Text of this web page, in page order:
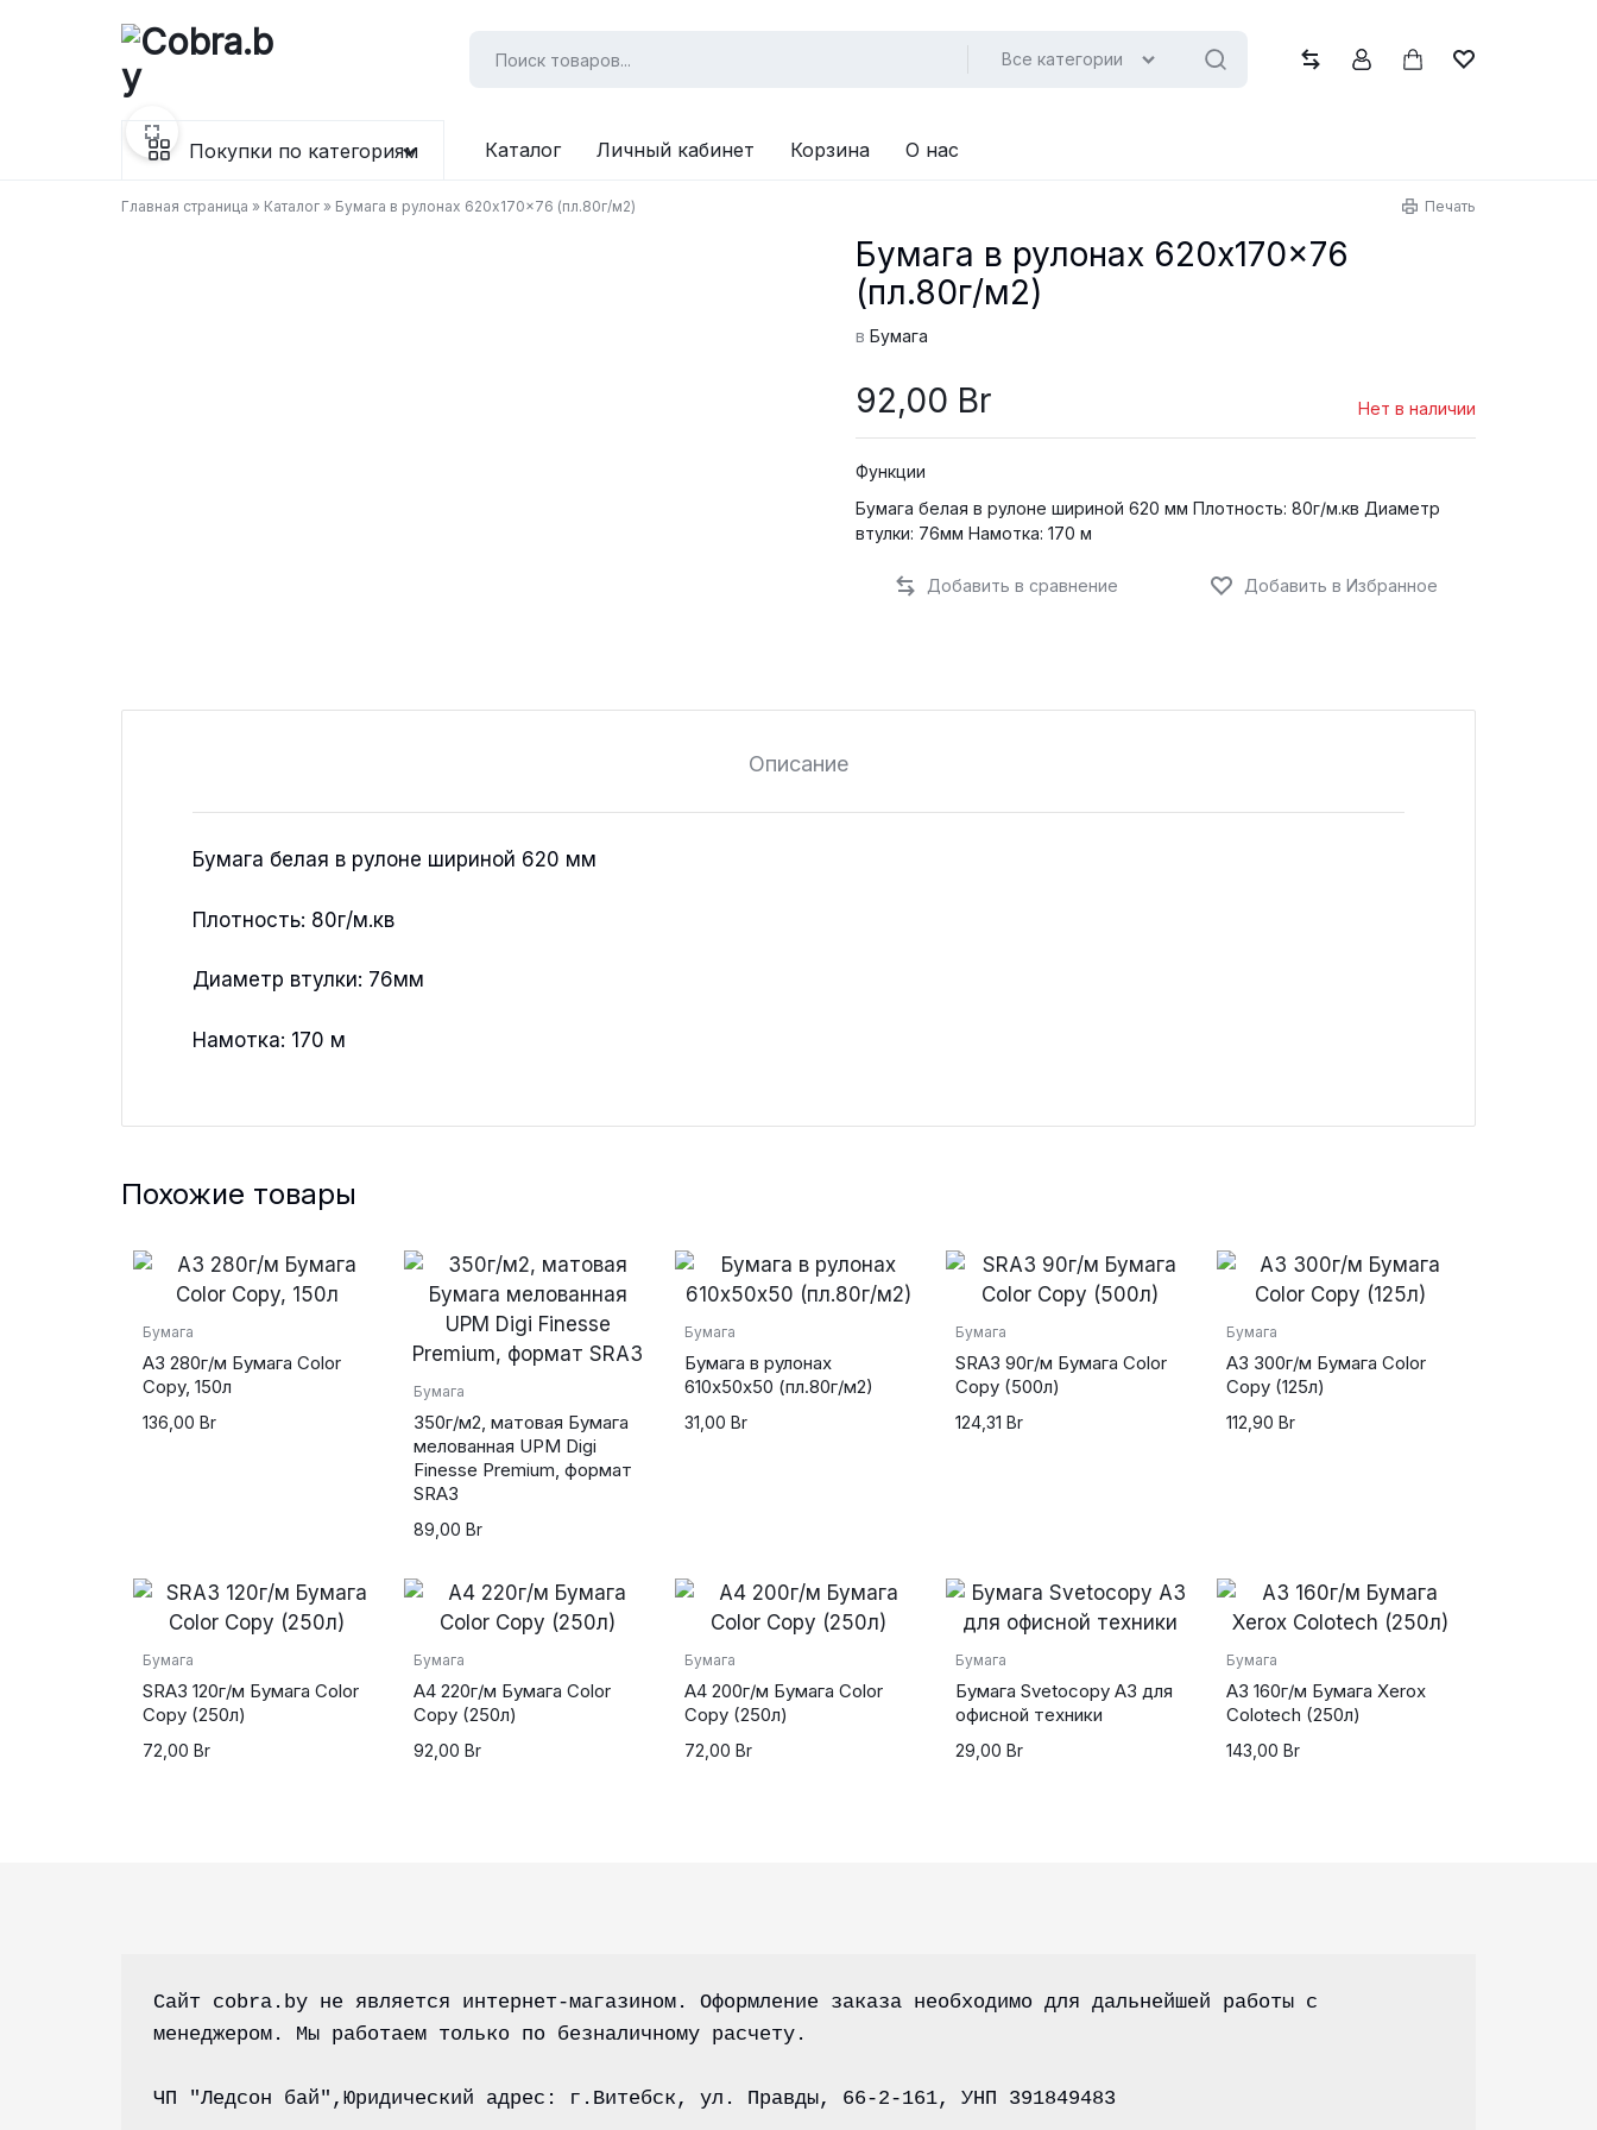
wordpress cookie
plugin
содержимому
Бумага
канцтовары
Все категории
Покупки по категориям Каталог Личный кабинет Корзина О нас
Главная страница » Каталог » Бумага в рулонах 620x170x76 (пл.80г/м2) Печать
Бумага в рулонах 620x170x76
(пл.80г/м2)
вБумага
92,00 Br Нет в наличии
Функции
Бумага белая в рулоне шириной 620 мм Плотность: 80г/м.кв Диаметр
втулки: 76мм Намотка: 170 м
Описание
Бумага белая в рулоне шириной 620 мм
Плотность: 80г/м.кв
Диаметр втулки: 76мм
Намотка: 170 м
Похожие товары
Бумага
А3 280г/м Бумага Color
Copy, 150л
136,00 Br
Бумага
350г/м2, матовая Бумага
мелованная UPM Digi
Finesse Premium, формат
SRA3
89,00 Br
Бумага
Бумага в рулонах
610х50х50 (пл.80г/м2)
31,00 Br
Бумага
SRА3 90г/м Бумага Color
Copy (500л)
124,31 Br
Бумага
А3 300г/м Бумага Color
Copy (125л)
112,90 Br
Бумага
SRА3 120г/м Бумага Color
Copy (250л)
72,00 Br
Бумага
А4 220г/м Бумага Color
Copy (250л)
92,00 Br
Бумага
А4 200г/м Бумага Color
Copy (250л)
72,00 Br
Бумага
Бумага Svetocopy А3 для
офисной техники
29,00 Br
Бумага
А3 160г/м Бумага Xerox
Colotech (250л)
143,00 Br
Сайт cobra.by не является интернет-магазином. Оформление заказа необходимо для дальнейшей работы с
менеджером. Мы работаем только по безналичному расчету.
ЧП "Ледсон бай",Юридический адрес: г.Витебск, ул. Правды, 66-2-161, УНП 391849483